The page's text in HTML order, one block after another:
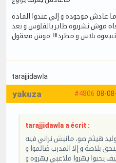
عادش موجودة و إلي عندوا المادة
موش نشريوه طاير بالفلوس و بعد
نبيعوه بلاش و مطرد!!! موش معقول
tarajjidawla
#4806 08-
yakuza
tarajjidawla a écrit :
هيثم ضو، مانيش نراني فيه
بلاصة و إلا المدرب ضالموا و
يحبوا يهزوا ملاعبي يهزوه و